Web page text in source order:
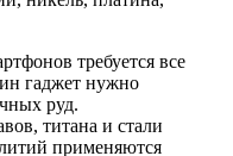
требуется все
гаджет нужно
руд.
титана и стали
применяются